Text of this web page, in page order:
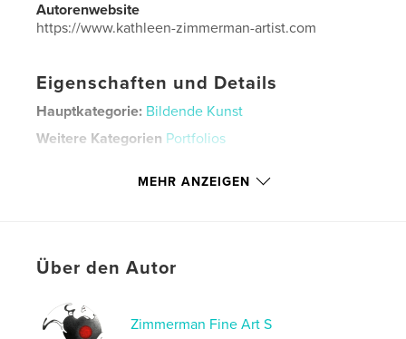
Autorenwebsite
https://www.kathleen-zimmerman-artist.com
Eigenschaften und Details
Hauptkategorie: Bildende Kunst
Weitere Kategorien Portfolios
64
Schlüsselwörter
MEHR ANZEIGEN
Über den Autor
Zimmerman Fine Art S